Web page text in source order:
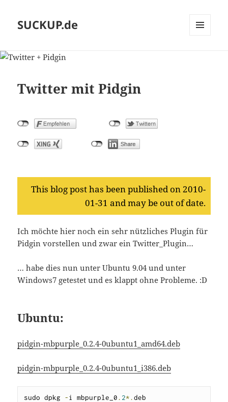
SUCKUP.de
Twitter mit Pidgin
This blog post has been published on 2010-
01-31 and may be out of date.
Ich möchte hier noch ein sehr nützliches Plugin für
Pidgin vorstellen und zwar ein Twitter_Plugin…
… habe dies nun unter Ubuntu 9.04 und unter
Windows7 getestet und es klappt ohne Probleme. :D
Ubuntu:
pidgin-mbpurple_0.2.4-0ubuntu1_amd64.deb
pidgin-mbpurple_0.2.4-0ubuntu1_i386.deb
sudo dpkg -i mbpurple_0 . 2*.deb